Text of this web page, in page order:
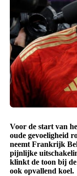
Voor de start van
oude gevoeligheid
neemt Frankrijk
pijnlijke
klinkt de toon bij
ook opvallend koel.